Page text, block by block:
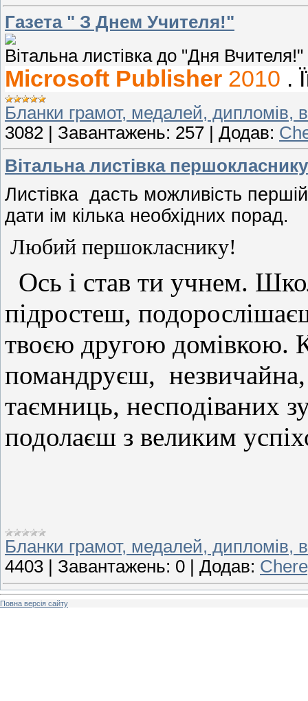
Газета " З Днем Учителя!"
Вітальна листівка до "Дня
Microsoft Publisher 2010 .
Бланки грамот, медалей, дипломів,
3082
Завантажень: 257 Додав:
Вітальна листівка першокласнику
Листівка дасть можливість
дати ім кілька необхідних порад.
Любий першокласнику!
Ось і став ти учнем.
підростеш,
твоєю другою домівкою.
помандруєш,
таємниць, несподіваних
подолаєш з великим
Бланки грамот, медалей, дипломів,
4403
Завантажень: 0 Додав:
Повна версія сайту